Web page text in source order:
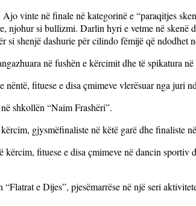
vinte në finale në kategorinë e “paraqitjes
njohur si bullizmi. Darlin hyri e vetme në skenë
shenjë dashurie për cilindo fëmijë që ndodhet
në fushën e kërcimit dhe të spikatura
fituese e disa çmimeve vlerësuar nga juri
shkollën “Naim Frashëri”.
gjysmëfinaliste në këtë garë dhe finaliste
kërcim, fituese e disa çmimeve në dancin sportiv
e Dijes”, pjesëmarrëse në një seri